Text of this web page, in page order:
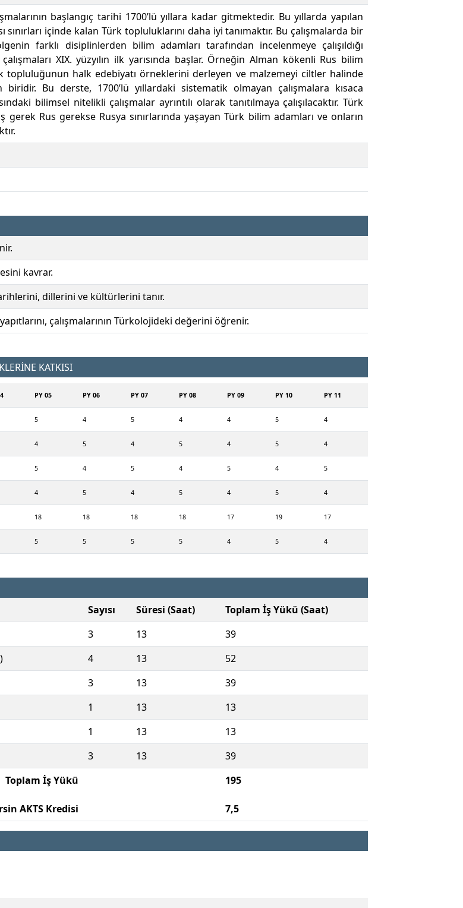
başlangıç tarihi 1700’lü yıllara kadar gitmektedir. Bu yıllarda yapılan
sınırları içinde kalan Türk topluluklarını daha iyi tanımaktır. Bu çalışmalarda bir
farklı disiplinlerden bilim adamları tarafından incelenmeye çalışıldığı
XIX. yüzyılın ilk yarısında başlar. Örneğin Alman kökenli Rus bilim
topluluğunun halk edebiyatı örneklerini derleyen ve malzemeyi ciltler halinde
biridir. Bu derste, 1700’lü yıllardaki sistematik olmayan çalışmalara kısaca
bilimsel nitelikli çalışmalar ayrıntılı olarak tanıtılmaya çalışılacaktır. Türk
Rus gerekse Rusya sınırlarında yaşayan Türk bilim adamları ve onların
kavrar.
dillerini ve kültürlerini tanır.
çalışmalarının Türkolojideki değerini öğrenir.
KATKISI
PY 05 PY 06 PY 07 PY 08 PY 09 PY 10 PY 11
5 4 5 4 4 5 4
4 5 4 5 4 5 4
5 4 5 4 5 4 5
4 5 4 5 4 5 4
18 18 18 18 17 19 17
5 5 5 5 4 5 4
Sayısı Süresi (Saat)
Toplam İş Yükü (Saat)
3 13
39
4 13
52
3 13
39
1 13
13
1 13
13
3 13
39
Toplam İş Yükü
AKTS Kredisi
195
7,5